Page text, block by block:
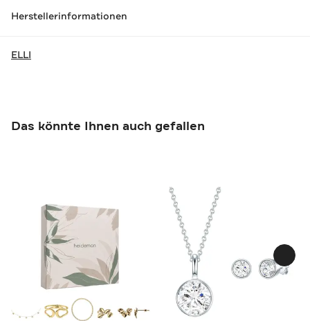
Herstellerinformationen
ELLI
Das könnte Ihnen auch gefallen